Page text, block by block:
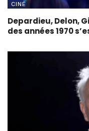
CINÉ
Depardieu, Delon,
des années 1970